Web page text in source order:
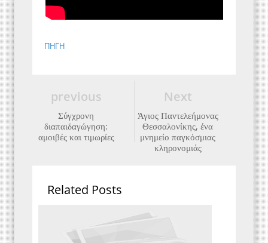
ΠΗΓΗ
Next
Άγιος Παντελεήμονας
Θεσσαλονίκης, ένα
μνημείο παγκόσμιας
κληρονομιάς
previous
Σύγχρονη
διαπαιδαγώγηση:
αμοιβές και τιμωρίες
Related Posts